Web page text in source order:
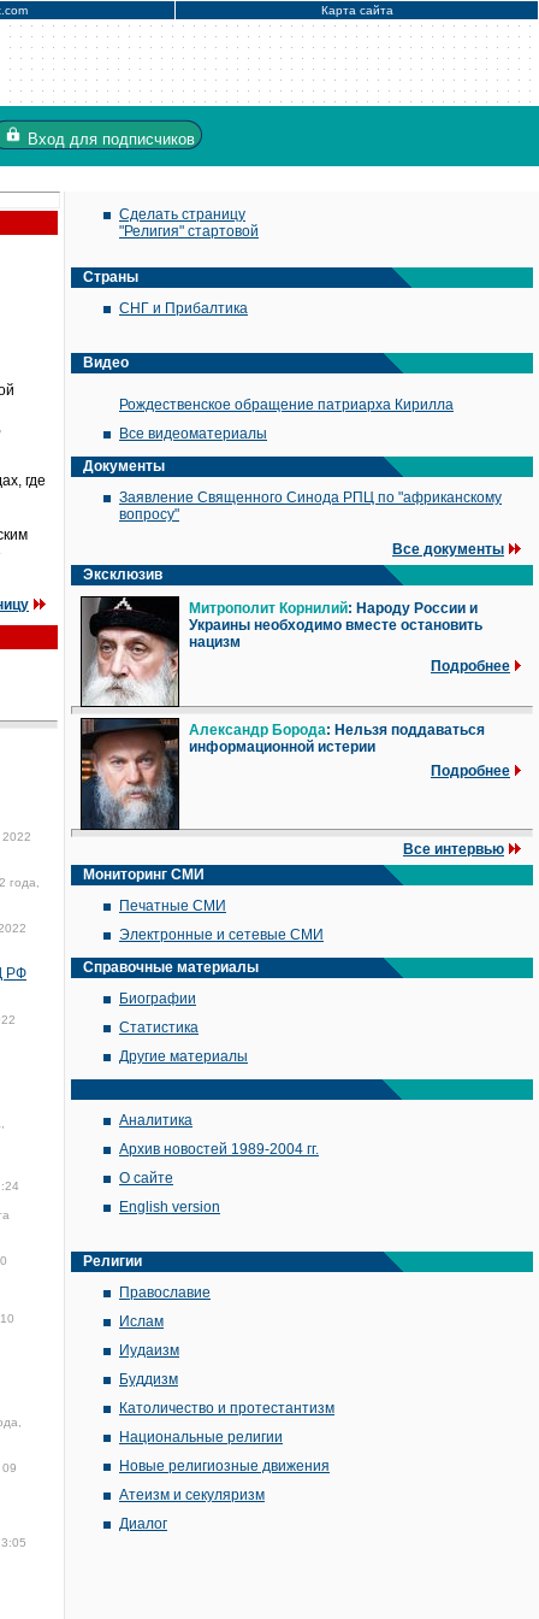
Карта сайта
Вход для подписчиков
где
года,
РФ
10
09
Сделать страницу
"Религия" стартовой
Страны
СНГ и Прибалтика
Видео
Рождественское обращение патриарха Кирилла
Все видеоматериалы
Документы
Заявление Священного Синода РПЦ по "африканскому
вопросу"
Все документы
Эксклюзив
Митрополит Корнилий: Народу России и
Украины необходимо вместе остановить
нацизм
Подробнее
Александр Борода: Нельзя поддаваться
информационной истерии
Подробнее
Все интервью
Мониторинг СМИ
Печатные СМИ
Электронные и сетевые СМИ
Справочные материалы
Биографии
Статистика
Другие материалы
Аналитика
Архив новостей 1989-2004 гг.
О сайте
English version
Религии
Православие
Ислам
Иудаизм
Буддизм
Католичество и протестантизм
Национальные религии
Новые религиозные движения
Атеизм и секуляризм
Диалог